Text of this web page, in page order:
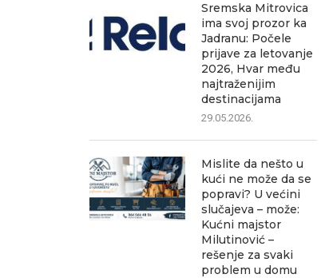
Sremska Mitrovica
ima svoj prozor ka
Jadranu: Počele
prijave za letovanje
2026, Hvar među
najtraženijim
destinacijama
29.05.2026.
Mislite da nešto u
kući ne može da se
popravi? U većini
slučajeva – može:
Kućni majstor
Milutinović –
rešenje za svaki
problem u domu